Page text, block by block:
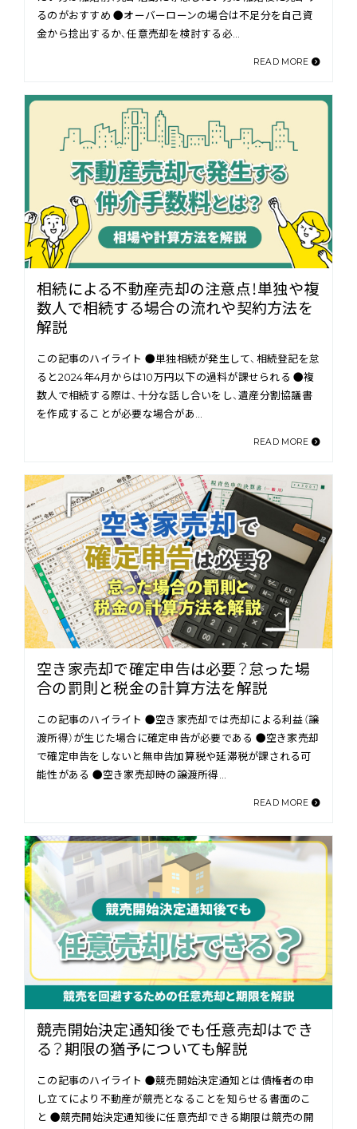
るのがおすすめ ●オーバーローンの場合は不足分を自己資
金から捻出するか、任意売却を検討する必…
READ MORE
相続による不動産売却の注意点！単独や複
数人で相続する場合の流れや契約方法を
解説
この記事のハイライト ●単独相続が発生して、相続登記を怠
ると2024年4月からは10万円以下の過料が課せられる ●複
数人で相続する際は、十分な話し合いをし、遺産分割協議書
を作成することが必要な場合があ…
READ MORE
空き家売却で確定申告は必要？怠った場
合の罰則と税金の計算方法を解説
この記事のハイライト ●空き家売却では売却による利益（譲
渡所得）が生じた場合に確定申告が必要である ●空き家売却
で確定申告をしないと無申告加算税や延滞税が課される可
能性がある ●空き家売却時の譲渡所得…
READ MORE
競売開始決定通知後でも任意売却はでき
る？期限の猶予についても解説
この記事のハイライト ●競売開始決定通知とは債権者の申
し立てにより不動産が競売となることを知らせる書面のこ
と ●競売開始決定通知後に任意売却できる期限は競売の開